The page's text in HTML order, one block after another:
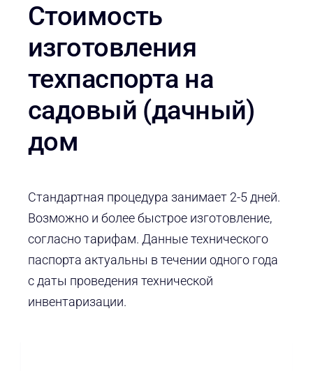
Стоимость
изготовления
техпаспорта на
садовый (дачный)
дом
Стандартная процедура занимает 2-5 дней.
Возможно и более быстрое изготовление,
согласно тарифам. Данные технического
паспорта актуальны в течении одного года
с даты проведения технической
инвентаризации.